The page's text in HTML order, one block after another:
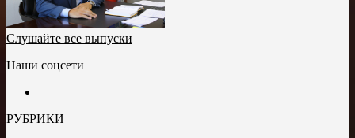
Слушайте все выпуски
Наши соцсети
РУБРИКИ